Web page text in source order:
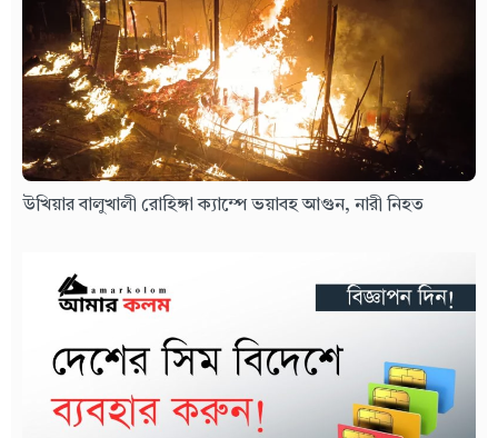
উখিয়ার বালুখালী রোহিঙ্গা ক্যাম্পে ভয়াবহ আগুন, নারী নিহত